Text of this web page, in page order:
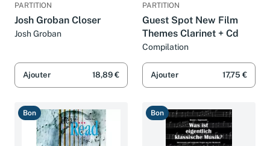
PARTITION
Josh Groban Closer
Josh Groban
Ajouter 18,89 €
PARTITION
Guest Spot New Film
Themes Clarinet + Cd
Compilation
Ajouter 17,75 €
Bon Bon